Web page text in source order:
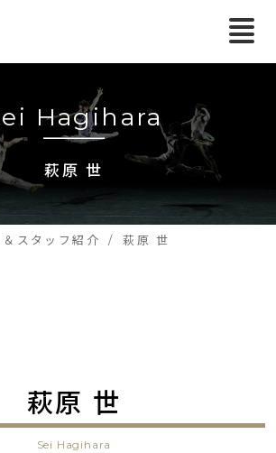
Hagihara
萩原 世
スタッフ紹介 萩原 世
萩原 世
Sei Hagihara